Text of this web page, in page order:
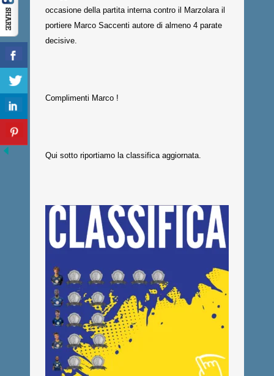
occasione della partita interna contro il Marzolara il
portiere Marco Saccenti autore di almeno 4 parate
decisive.
Complimenti Marco !
Qui sotto riportiamo la classifica aggiornata.